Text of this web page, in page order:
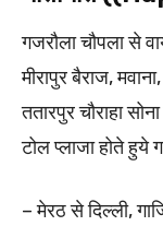
गजरौला चौपला से
मीरापुर बैराज,
ततारपुर चौराहा
टोल प्लाजा होते हुये
– मेरठ से दिल्ली,